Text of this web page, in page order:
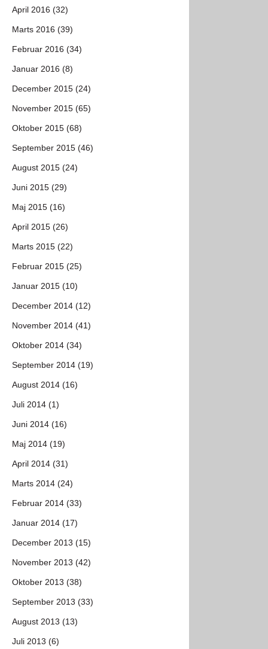
April 2016 (32)
Marts 2016 (39)
Februar 2016 (34)
Januar 2016 (8)
December 2015 (24)
November 2015 (65)
Oktober 2015 (68)
September 2015 (46)
August 2015 (24)
Juni 2015 (29)
Maj 2015 (16)
April 2015 (26)
Marts 2015 (22)
Februar 2015 (25)
Januar 2015 (10)
December 2014 (12)
November 2014 (41)
Oktober 2014 (34)
September 2014 (19)
August 2014 (16)
Juli 2014 (1)
Juni 2014 (16)
Maj 2014 (19)
April 2014 (31)
Marts 2014 (24)
Februar 2014 (33)
Januar 2014 (17)
December 2013 (15)
November 2013 (42)
Oktober 2013 (38)
September 2013 (33)
August 2013 (13)
Juli 2013 (6)